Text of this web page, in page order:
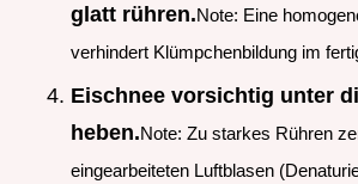
glatt rühren.Note: Eine
verhindert Klümpchenbildung im
Eischnee vorsichtig unter
heben.Note: Zu starkes Rühren
eingearbeiteten Luftblasen